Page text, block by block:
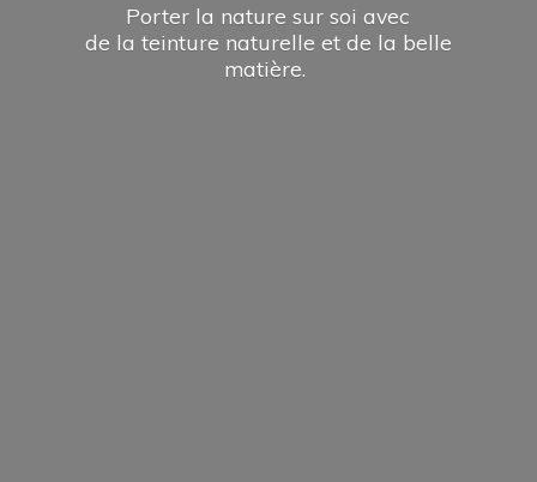
Porter la nature sur soi avec
de la teinture naturelle et de la belle
matière.